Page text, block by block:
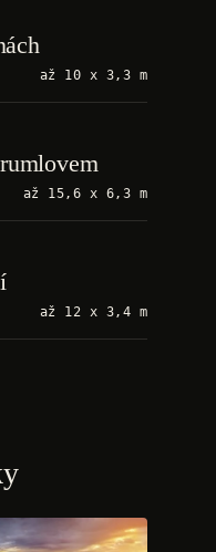
až 10 x 3,3 m
až 15,6 x 6,3 m
až 12 x 3,4 m